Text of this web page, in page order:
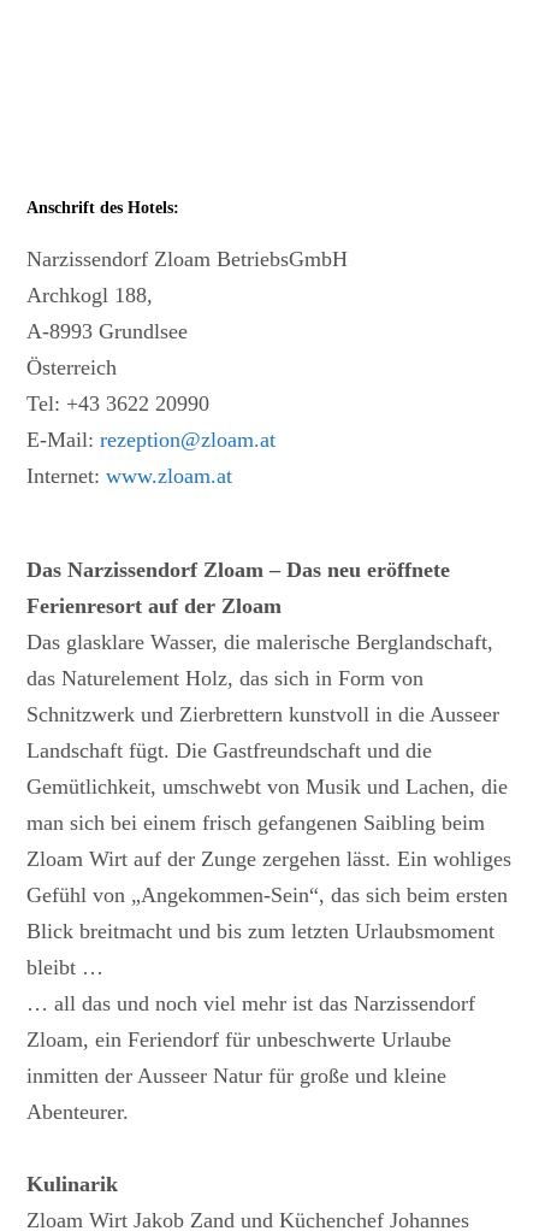
Anschrift des Hotels:
Narzissendorf Zloam BetriebsGmbH
Archkogl 188,
A-8993 Grundlsee
Österreich
Tel: +43 3622 20990
E-Mail:rezeption@zloam.at
Internet:www.zloam.at
Das Narzissendorf Zloam – Das neu eröffnete
Ferienresort auf der Zloam
Das glasklare Wasser, die malerische Berglandschaft,
das Naturelement Holz, das sich in Form von
Schnitzwerk und Zierbrettern kunstvoll in die Ausseer
Landschaft fügt. Die Gastfreundschaft und die
Gemütlichkeit, umschwebt von Musik und Lachen, die
man sich bei einem frisch gefangenen Saibling beim
Zloam Wirt auf der Zunge zergehen lässt. Ein wohliges
Gefühl von „Angekommen-Sein“, das sich beim ersten
Blick breitmacht und bis zum letzten Urlaubsmoment
bleibt …
… all das und noch viel mehr ist das Narzissendorf
Zloam, ein Feriendorf für unbeschwerte Urlaube
inmitten der Ausseer Natur für große und kleine
Abenteurer.
Kulinarik
Zloam Wirt Jakob Zand und Küchenchef Johannes